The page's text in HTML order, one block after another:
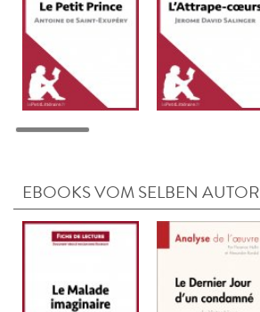
EBOOKS VOM SELBEN AUTOR